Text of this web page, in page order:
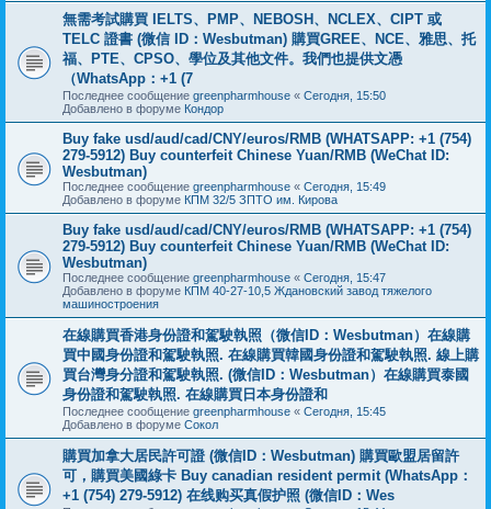
無需考試購買 IELTS、PMP、NEBOSH、NCLEX、CIPT 或
TELC 證書 (微信 ID：Wesbutman) 購買GREE、NCE、雅思、托
福、PTE、CPSO、學位及其他文件。我們也提供文憑
（WhatsApp：+1 (7
Последнее сообщение greenpharmhouse « Сегодня, 15:50
Добавлено в форуме Кондор
Buy fake usd/aud/cad/CNY/euros/RMB (WHATSAPP: +1 (754)
279-5912) Buy counterfeit Chinese Yuan/RMB (WeChat ID:
Wesbutman)
Последнее сообщение greenpharmhouse « Сегодня, 15:49
Добавлено в форуме КПМ 32/5 ЗПТО им. Кирова
Buy fake usd/aud/cad/CNY/euros/RMB (WHATSAPP: +1 (754)
279-5912) Buy counterfeit Chinese Yuan/RMB (WeChat ID:
Wesbutman)
Последнее сообщение greenpharmhouse « Сегодня, 15:47
Добавлено в форуме КПМ 40-27-10,5 Ждановский завод тяжелого
машиностроения
在線購買香港身份證和駕駛執照（微信ID：Wesbutman）在線購
買中國身份證和駕駛執照. 在線購買韓國身份證和駕駛執照. 線上購
買台灣身分證和駕駛執照. (微信ID：Wesbutman）在線購買泰國
身份證和駕駛執照. 在線購買日本身份證和
Последнее сообщение greenpharmhouse « Сегодня, 15:45
Добавлено в форуме Сокол
購買加拿大居民許可證 (微信ID：Wesbutman) 購買歐盟居留許
可，購買美國綠卡 Buy canadian resident permit (WhatsApp：
+1 (754) 279-5912) 在线购买真假护照 (微信ID：Wes